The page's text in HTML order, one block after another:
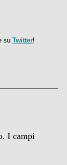
su Twitter!
I campi